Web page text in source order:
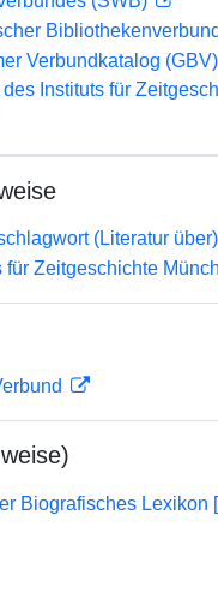
Verbundkatalog (GBV)
Instituts für
(Literatur
für Zeitgeschichte
Biografisches Lexikon